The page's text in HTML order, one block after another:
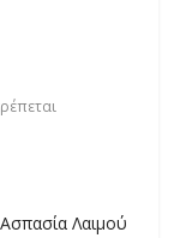
Λαιμού